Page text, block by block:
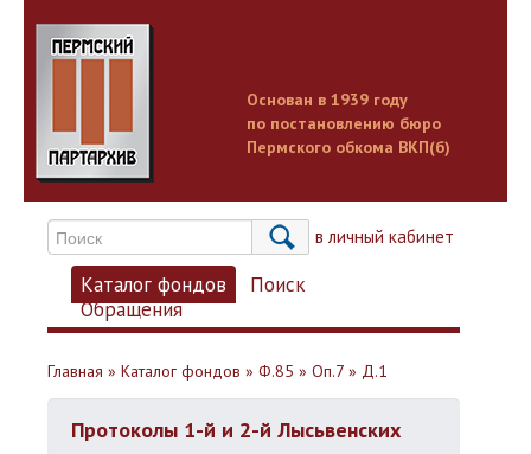
Основан в 1939 году
по постановлению бюро
Пермского обкома ВКП(б)
Вход в личный кабинет
Каталог фондов
Поиск
Обращения
Главная » Каталог фондов » Ф.85 » Оп.7 » Д.1
Протоколы 1-й и 2-й Лысьвенских